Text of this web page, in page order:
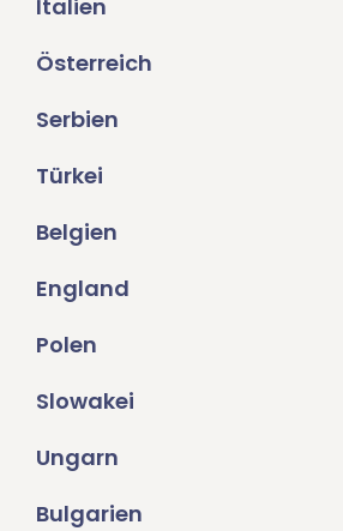
Italien
Österreich
Serbien
Türkei
Belgien
England
Polen
Slowakei
Ungarn
Bulgarien